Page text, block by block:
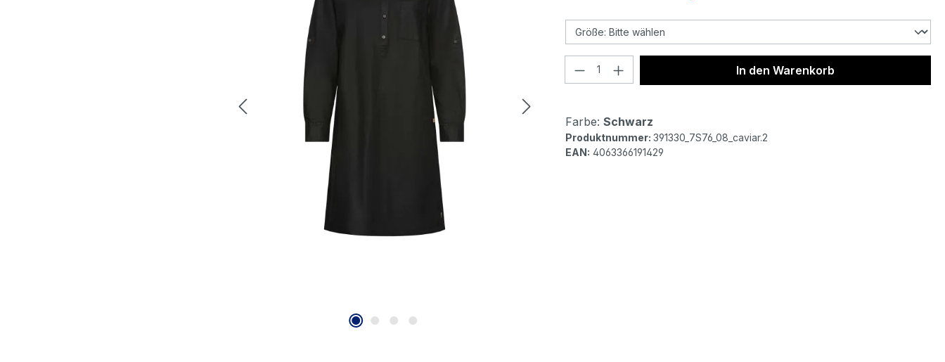
Produkt Anzahl: Gib den gewünschten Wert
In den Warenkorb
Farbe: Schwarz
Produktnummer: 391330_7S76_08_caviar.2
EAN: 4063366191429